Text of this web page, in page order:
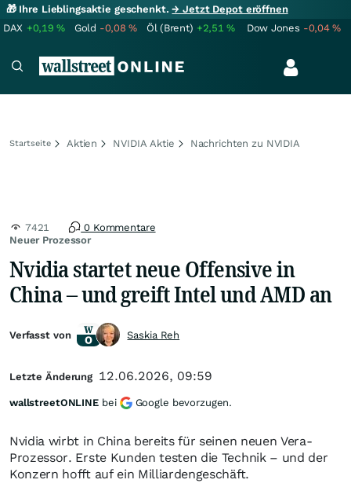
🎁 Ihre Lieblingsaktie geschenkt.→ Jetzt Depot eröffnen
DAX +0,19% Gold -0,08% Öl (Brent) +2,51% Dow Jones -0,04%
Startseite Aktien NVIDIA Aktie Nachrichten zu NVIDIA
Neuer Prozessor
7421 0 Kommentare
Nvidia startet neue Offensive in
China – und greift Intel und AMD an
Nvidia wirbt in China bereits für seinen neuen Vera-
Prozessor. Erste Kunden testen die Technik – und der
Konzern hofft auf ein Milliardengeschäft.
Verfasst von Saskia Reh
Letzte Änderung 12.06.2026, 09:59
wallstreetONLINE bei Google bevorzugen.